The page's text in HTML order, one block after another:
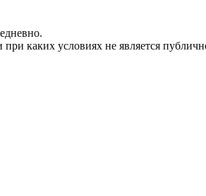
каких условиях не является